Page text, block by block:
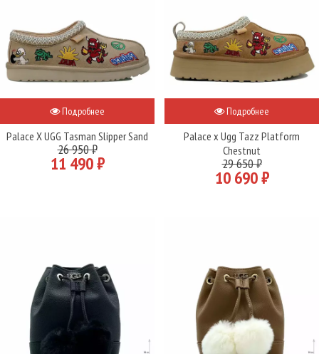
Подробнее
Palace X UGG Tasman Slipper Sand
26 950 ₽
11 490 ₽
Подробнее
Palace x Ugg Tazz Platform
Chestnut
29 650 ₽
10 690 ₽